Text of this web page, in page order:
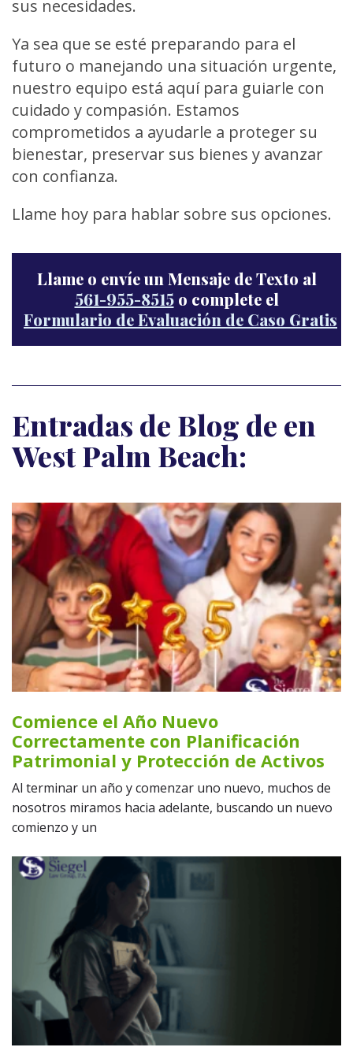
sus necesidades.
Ya sea que se esté preparando para el
futuro o manejando una situación urgente,
nuestro equipo está aquí para guiarle con
cuidado y compasión. Estamos
comprometidos a ayudarle a proteger su
bienestar, preservar sus bienes y avanzar
con confianza.
Llame hoy para hablar sobre sus opciones.
Llame o envíe un Mensaje de Texto al
561-955-8515o complete el
Formulario de Evaluación de Caso Gratis
Entradas de Blog de en
West Palm Beach:
Comience el Año Nuevo
Correctamente con Planificación
Patrimonial y Protección de Activos
Al terminar un año y comenzar uno nuevo, muchos de
nosotros miramos hacia adelante, buscando un nuevo
comienzo y un